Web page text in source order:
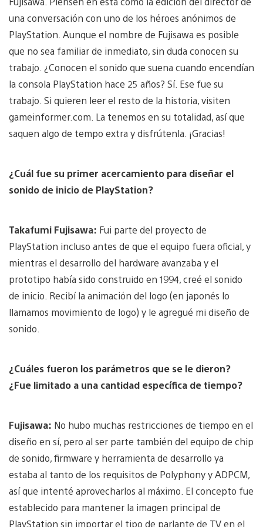
una conversación con uno de los héroes anónimos de
PlayStation. Aunque el nombre de Fujisawa es posible
que no sea familiar de inmediato, sin duda conocen su
trabajo. ¿Conocen el sonido que suena cuando encendían
la consola PlayStation hace 25 años? Sí. Ese fue su
trabajo. Si quieren leer el resto de la historia, visiten
gameinformer.com. La tenemos en su totalidad, así que
saquen algo de tempo extra y disfrútenla. ¡Gracias!
¿Cuál fue su primer acercamiento para diseñar el
sonido de inicio de PlayStation?
Takafumi Fujisawa: Fui parte del proyecto de
PlayStation incluso antes de que el equipo fuera oficial, y
mientras el desarrollo del hardware avanzaba y el
prototipo había sido construido en 1994, creé el sonido
de inicio. Recibí la animación del logo (en japonés lo
llamamos movimiento de logo) y le agregué mi diseño de
sonido.
¿Cuáles fueron los parámetros que se le dieron?
¿Fue limitado a una cantidad específica de tiempo?
Fujisawa: No hubo muchas restricciones de tiempo en el
diseño en sí, pero al ser parte también del equipo de chip
de sonido, firmware y herramienta de desarrollo ya
estaba al tanto de los requisitos de Polyphony y ADPCM,
así que intenté aprovecharlos al máximo. El concepto fue
establecido para mantener la imagen principal de
PlayStation sin importar el tipo de parlante de TV en el